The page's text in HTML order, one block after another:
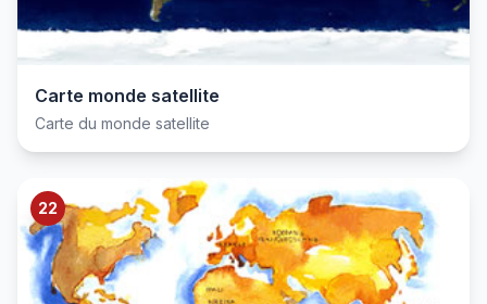
Carte monde satellite
Carte du monde satellite
22